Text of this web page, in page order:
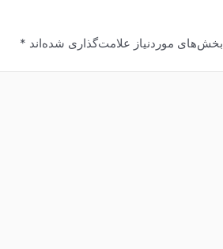
بخش‌های موردنیاز علامت‌گذاری شده‌اند *